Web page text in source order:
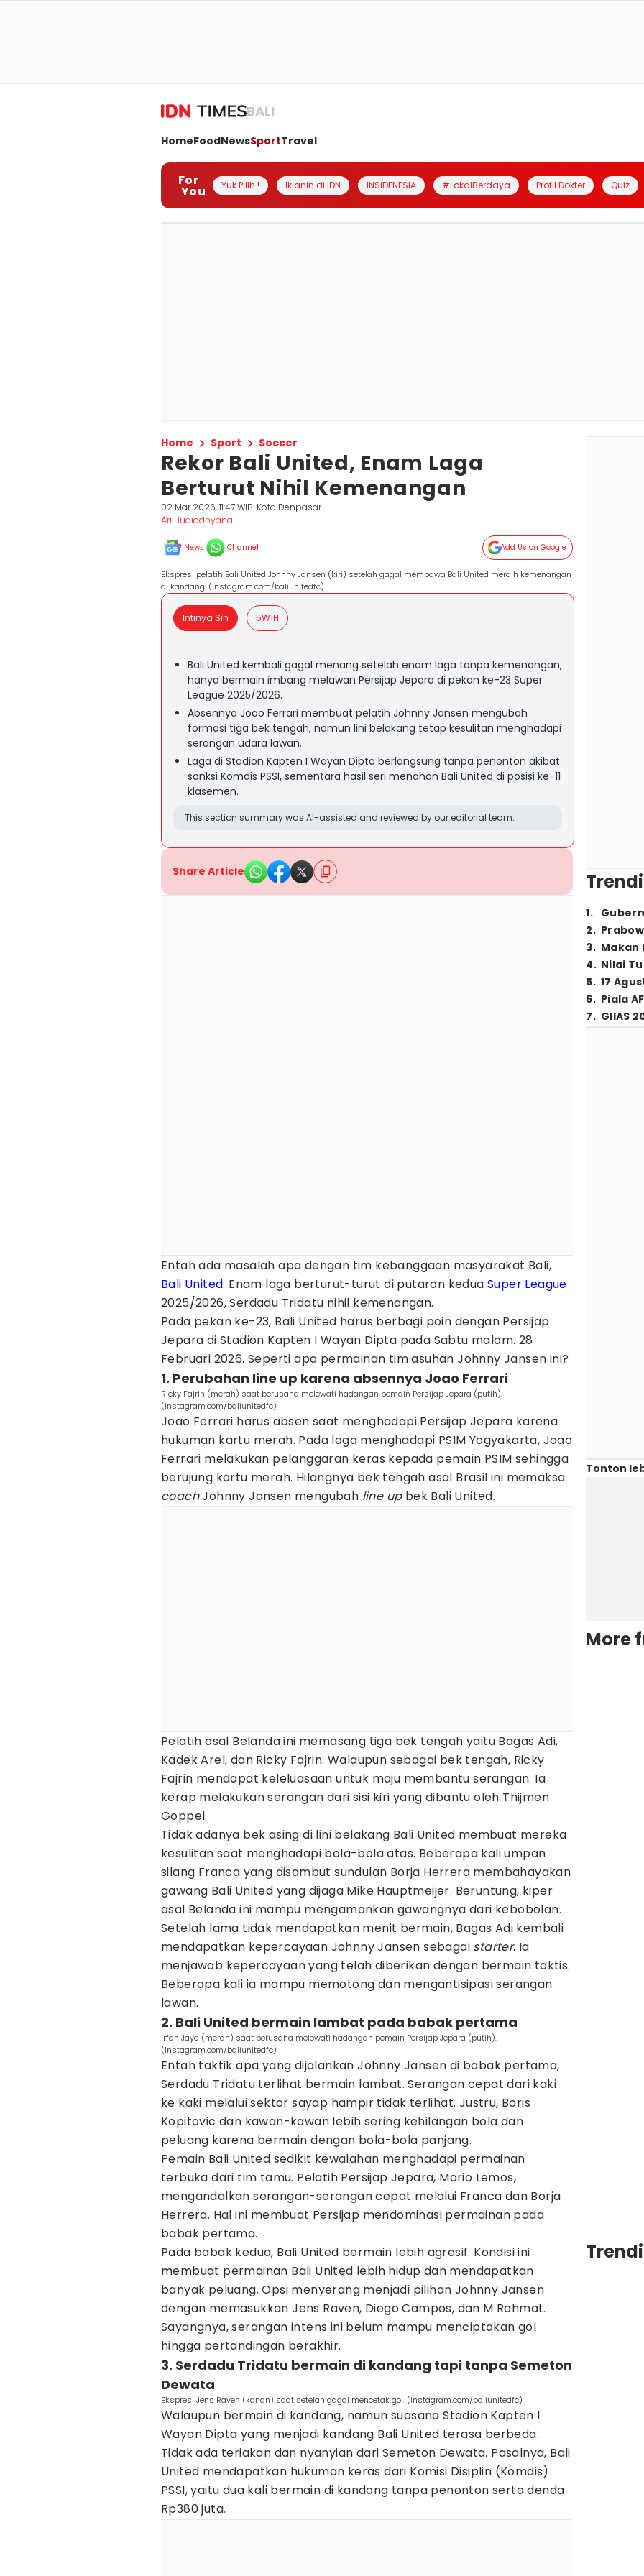
BALI
HomeFoodNewsSportTravel
For
You Yuk Pilih ! Iklanin di IDN INSIDENESIA #LokalBerdaya Profil Dokter Quiz
Home Sport Soccer
Rekor Bali United, Enam Laga
Berturut Nihil Kemenangan
02 Mar 2026, 11:47 WIB Kota Denpasar
Ari Budiadnyana
News Channel Add Us on Google
Ekspresi pelatih Bali United Johnny Jansen (kiri) setelah gagal membawa Bali United meraih kemenangan
di kandang. (Instagram.com/baliunitedfc)
Intinya Sih 5W1H
Bali United kembali gagal menang setelah enam laga tanpa kemenangan,
hanya bermain imbang melawan Persijap Jepara di pekan ke-23 Super
League 2025/2026.
Absennya Joao Ferrari membuat pelatih Johnny Jansen mengubah
formasi tiga bek tengah, namun lini belakang tetap kesulitan menghadapi
serangan udara lawan.
Laga di Stadion Kapten I Wayan Dipta berlangsung tanpa penonton akibat
sanksi Komdis PSSI, sementara hasil seri menahan Bali United di posisi ke-11
klasemen.
This section summary was AI-assisted and reviewed by our editorial team.
Share Article
Entah ada masalah apa dengan tim kebanggaan masyarakat Bali,
Bali United. Enam laga berturut-turut di putaran keduaSuper League
2025/2026, Serdadu Tridatu nihil kemenangan.
Pada pekan ke-23, Bali United harus berbagi poin dengan Persijap
Jepara di Stadion Kapten I Wayan Dipta pada Sabtu malam. 28
Februari 2026. Seperti apa permainan tim asuhan Johnny Jansen ini?
1. Perubahan line up karena absennya Joao Ferrari
Ricky Fajrin (merah) saat berusaha melewati hadangan pemain Persijap Jepara (putih).
(Instagram.com/baliunitedfc)
Joao Ferrari harus absen saat menghadapi Persijap Jepara karena
hukuman kartu merah. Pada laga menghadapi PSIM Yogyakarta, Joao
Ferrari melakukan pelanggaran keras kepada pemain PSIM sehingga
berujung kartu merah. Hilangnya bek tengah asal Brasil ini memaksa
coachJohnny Jansen mengubah line up bek Bali United.
Pelatih asal Belanda ini memasang tiga bek tengah yaitu Bagas Adi,
Kadek Arel, dan Ricky Fajrin. Walaupun sebagai bek tengah, Ricky
Fajrin mendapat keleluasaan untuk maju membantu serangan. Ia
kerap melakukan serangan dari sisi kiri yang dibantu oleh Thijmen
Goppel.
Tidak adanya bek asing di lini belakang Bali United membuat mereka
kesulitan saat menghadapi bola-bola atas. Beberapa kali umpan
silang Franca yang disambut sundulan Borja Herrera membahayakan
gawang Bali United yang dijaga Mike Hauptmeijer. Beruntung, kiper
asal Belanda ini mampu mengamankan gawangnya dari kebobolan.
Setelah lama tidak mendapatkan menit bermain, Bagas Adi kembali
mendapatkan kepercayaan Johnny Jansen sebagai starter. Ia
menjawab kepercayaan yang telah diberikan dengan bermain taktis.
Beberapa kali ia mampu memotong dan mengantisipasi serangan
lawan.
2. Bali United bermain lambat pada babak pertama
Irfan Jaya (merah) saat berusaha melewati hadangan pemain Persijap Jepara (putih).
(Instagram.com/baliunitedfc)
Entah taktik apa yang dijalankan Johnny Jansen di babak pertama,
Serdadu Tridatu terlihat bermain lambat. Serangan cepat dari kaki
ke kaki melalui sektor sayap hampir tidak terlihat. Justru, Boris
Kopitovic dan kawan-kawan lebih sering kehilangan bola dan
peluang karena bermain dengan bola-bola panjang.
Pemain Bali United sedikit kewalahan menghadapi permainan
terbuka dari tim tamu. Pelatih Persijap Jepara, Mario Lemos,
mengandalkan serangan-serangan cepat melalui Franca dan Borja
Herrera. Hal ini membuat Persijap mendominasi permainan pada
babak pertama.
Pada babak kedua, Bali United bermain lebih agresif. Kondisi ini
membuat permainan Bali United lebih hidup dan mendapatkan
banyak peluang. Opsi menyerang menjadi pilihan Johnny Jansen
dengan memasukkan Jens Raven, Diego Campos, dan M Rahmat.
Sayangnya, serangan intens ini belum mampu menciptakan gol
hingga pertandingan berakhir.
3. Serdadu Tridatu bermain di kandang tapi tanpa Semeton
Dewata
Ekspresi Jens Raven (kanan) saat setelah gagal mencetak gol. (Instagram.com/baliunitedfc)
Walaupun bermain di kandang, namun suasana Stadion Kapten I
Wayan Dipta yang menjadi kandang Bali United terasa berbeda.
Tidak ada teriakan dan nyanyian dari Semeton Dewata. Pasalnya, Bali
United mendapatkan hukuman keras dari Komisi Disiplin (Komdis)
PSSI, yaitu dua kali bermain di kandang tanpa penonton serta denda
Rp380 juta.
1.
2.
3. Makan
4. Nilai
5. 17
6. Piala
7. GIIAS
Tonton
More